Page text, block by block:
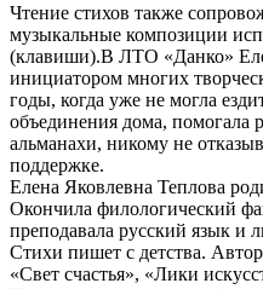
Чтение стихов также
музыкальные композиции
(клавиши).В ЛТО «Данко»
инициатором многих
годы, когда уже не могла
объединения дома, помогала
альманахи, никому не
поддержке.
Елена Яковлевна Теплова
Окончила филологический
преподавала русский язык и
Стихи пишет с детства.
«Свет счастья», «Лики